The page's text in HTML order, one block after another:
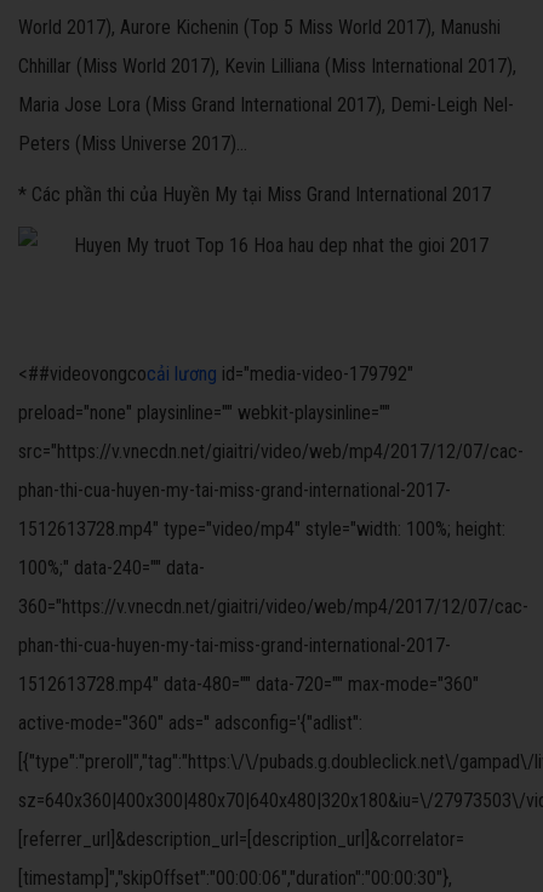
World 2017), Aurore Kichenin (Top 5 Miss World 2017), Manushi
Chhillar (Miss World 2017), Kevin Lilliana (Miss International 2017),
Maria Jose Lora (Miss Grand International 2017), Demi-Leigh Nel-
Peters (Miss Universe 2017)…
* Các phần thi của Huyền My tại Miss Grand International 2017
<##videovongcocải lương id="media-video-179792"
preload="none" playsinline="" webkit-playsinline=""
src="https://v.vnecdn.net/giaitri/video/web/mp4/2017/12/07/cac-
phan-thi-cua-huyen-my-tai-miss-grand-international-2017-
1512613728.mp4" type="video/mp4" style="width: 100%; height:
100%;" data-240="" data-
360="https://v.vnecdn.net/giaitri/video/web/mp4/2017/12/07/cac-
phan-thi-cua-huyen-my-tai-miss-grand-international-2017-
1512613728.mp4" data-480="" data-720="" max-mode="360"
active-mode="360" ads='' adsconfig='{"adlist":
[{"type":"preroll","tag":"https:\/\/pubads.g.doubleclick.net\/gampad\/
sz=640x360|400x300|480x70|640x480|320x180&iu=\/27973503\/
[referrer_url]&description_url=[description_url]&correlator=
[timestamp]","skipOffset":"00:00:06","duration":"00:00:30"},